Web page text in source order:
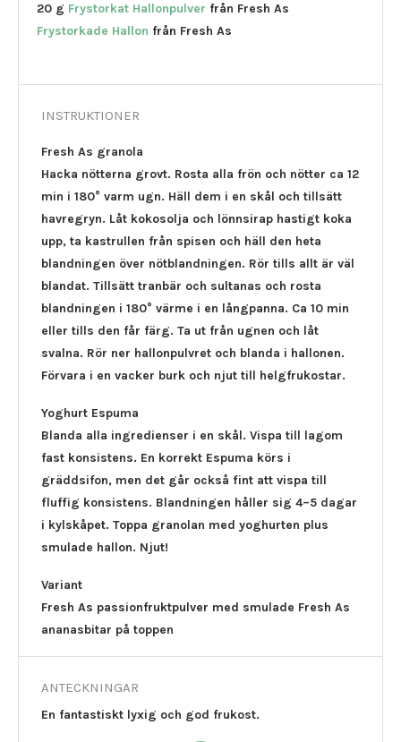
20 g Frystorkat Hallonpulver från Fresh As
Frystorkade Hallon från Fresh As
INSTRUKTIONER
Fresh As granola
Hacka nötterna grovt. Rosta alla frön och nötter ca 12
min i 180° varm ugn. Häll dem i en skål och tillsätt
havregryn. Låt kokosolja och lönnsirap hastigt koka
upp, ta kastrullen från spisen och häll den heta
blandningen över nötblandningen. Rör tills allt är väl
blandat. Tillsätt tranbär och sultanas och rosta
blandningen i 180° värme i en långpanna. Ca 10 min
eller tills den får färg. Ta ut från ugnen och låt
svalna. Rör ner hallonpulvret och blanda i hallonen.
Förvara i en vacker burk och njut till helgfrukostar.
Yoghurt Espuma
Blanda alla ingredienser i en skål. Vispa till lagom
fast konsistens. En korrekt Espuma körs i
gräddsifon, men det går också fint att vispa till
fluffig konsistens. Blandningen håller sig 4–5 dagar
i kylskåpet. Toppa granolan med yoghurten plus
smulade hallon. Njut!
Variant
Fresh As passionfruktpulver med smulade Fresh As
ananasbitar på toppen
ANTECKNINGAR
En fantastiskt lyxig och god frukost.